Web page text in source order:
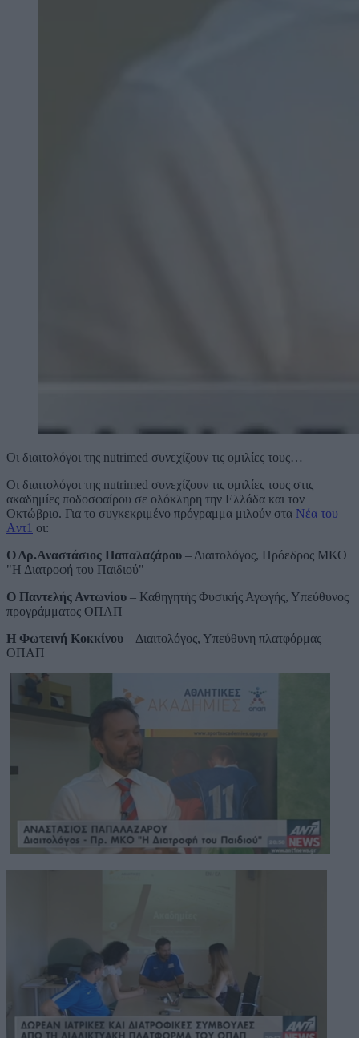
Οι διαιτολόγοι της nutrimed συνεχίζουν τις ομιλίες τους…
Οι διαιτολόγοι της nutrimed συνεχίζουν τις ομιλίες τους στις
ακαδημίες ποδοσφαίρου σε ολόκληρη την Ελλάδα και τον
Οκτώβριο. Για το συγκεκριμένο πρόγραμμα μιλούν στα Νέα του
Aντ1 οι:
Ο Δρ.Αναστάσιος Παπαλαζάρου – Διαιτολόγος, Πρόεδρος ΜΚΟ
"Η Διατροφή του Παιδιού"
Ο Παντελής Αντωνίου – Καθηγητής Φυσικής Αγωγής, Υπεύθυνος
προγράμματος ΟΠΑΠ
Η Φωτεινή Κοκκίνου – Διαιτολόγος, Υπεύθυνη πλατφόρμας
ΟΠΑΠ